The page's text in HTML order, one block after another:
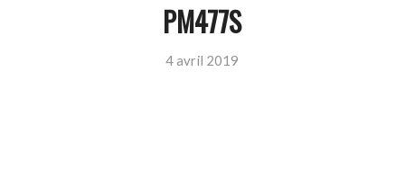
PM477S
4 avril 2019